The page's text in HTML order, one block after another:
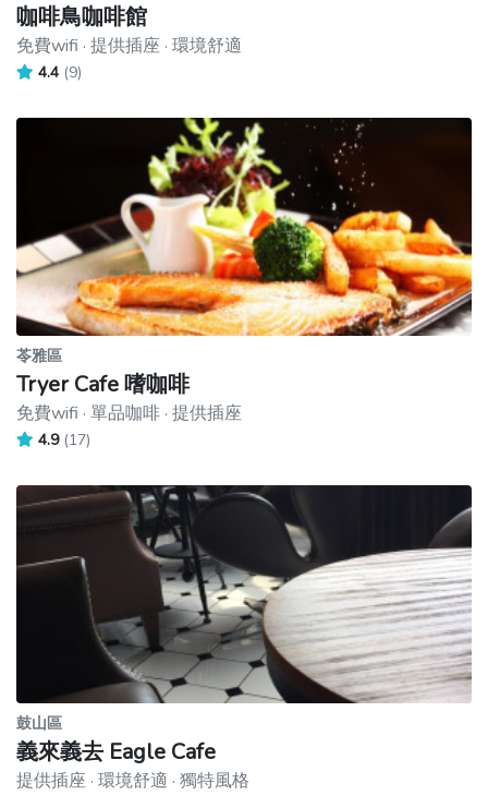
咖啡鳥咖啡館
免費wifi · 提供插座 · 環境舒適
4.4 (9)
苓雅區
Tryer Cafe 嗜咖啡
免費wifi · 單品咖啡 · 提供插座
4.9 (17)
鼓山區
義來義去 Eagle Cafe
提供插座 · 環境舒適 · 獨特風格